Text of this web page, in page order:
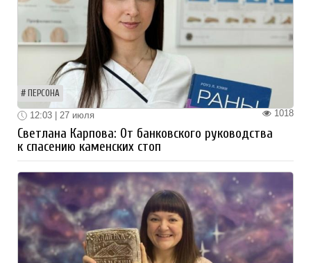
ПЕРСОНА
1018
12:03 | 27 июля
Светлана Карпова: От банковского руководства
к спасению каменских стоп